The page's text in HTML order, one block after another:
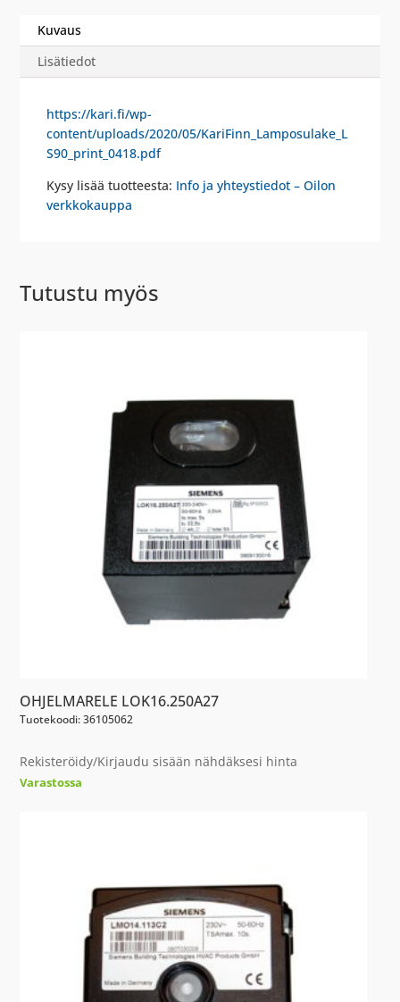
Kuvaus
Lisätiedot
https://kari.fi/wp-
content/uploads/2020/05/KariFinn_Lamposulake_L
S90_print_0418.pdf
Kysy lisää tuotteesta: Info ja yhteystiedot – Oilon
verkkokauppa
Tutustu myös
OHJELMARELE LOK16.250A27
Tuotekoodi: 36105062
Rekisteröidy/Kirjaudu sisään nähdäksesi hinta
Varastossa